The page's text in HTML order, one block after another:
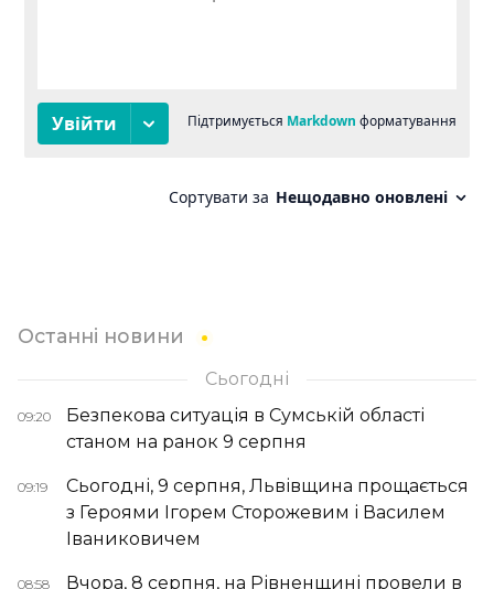
Останні новини
Сьогодні
09:20
Безпекова ситуація в Сумській області
станом на ранок 9 серпня
09:19
Сьогодні, 9 серпня, Львівщина прощається
з Героями Ігорем Сторожевим і Василем
Іваниковичем
08:58
Вчора, 8 серпня, на Рівненщині провели в